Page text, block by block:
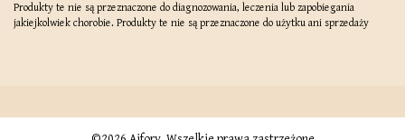
Produkty te nie są przeznaczone do diagnozowania, leczenia lub zapobiegania
jakiejkolwiek chorobie. Produkty te nie są przeznaczone do użytku ani sprzedaży